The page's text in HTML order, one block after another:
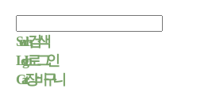
Search검색
Log In로그인
Cart장바구니